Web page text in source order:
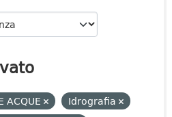
ACQUE
Idrografia